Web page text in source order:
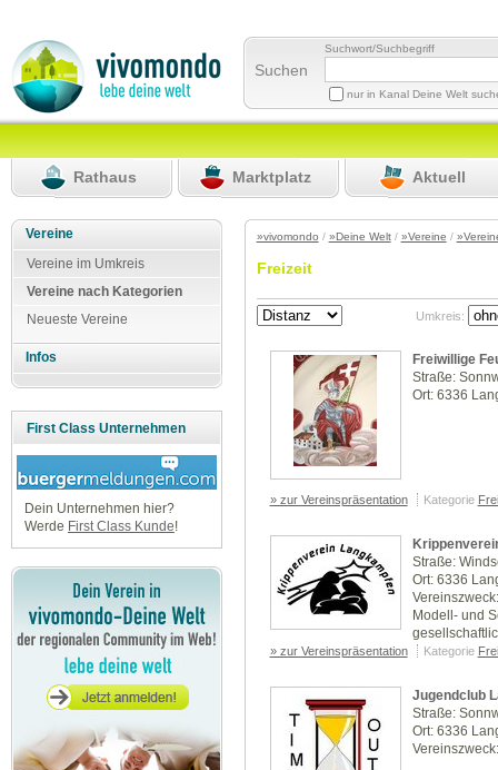
Suchen
Suchwort/Suchbegriff
nur in Kanal Deine Welt
Rathaus Marktplatz Aktuell
Vereine
Vereine im Umkreis
Vereine nach Kategorien
Neueste Vereine
Infos
First Class Unternehmen
Dein Unternehmen hier?
Werde First Class Kunde!
»vivomondo / »Deine Welt/ »Vereine /
Freizeit
Umkreis:
Freiwillige
Straße:
Ort: 6336
» zur Vereinspräsentation Kategorie
Straße:
Ort: 6336
Modell- und
» zur Vereinspräsentation Kategorie
Jugendclub
Straße:
Ort: 6336